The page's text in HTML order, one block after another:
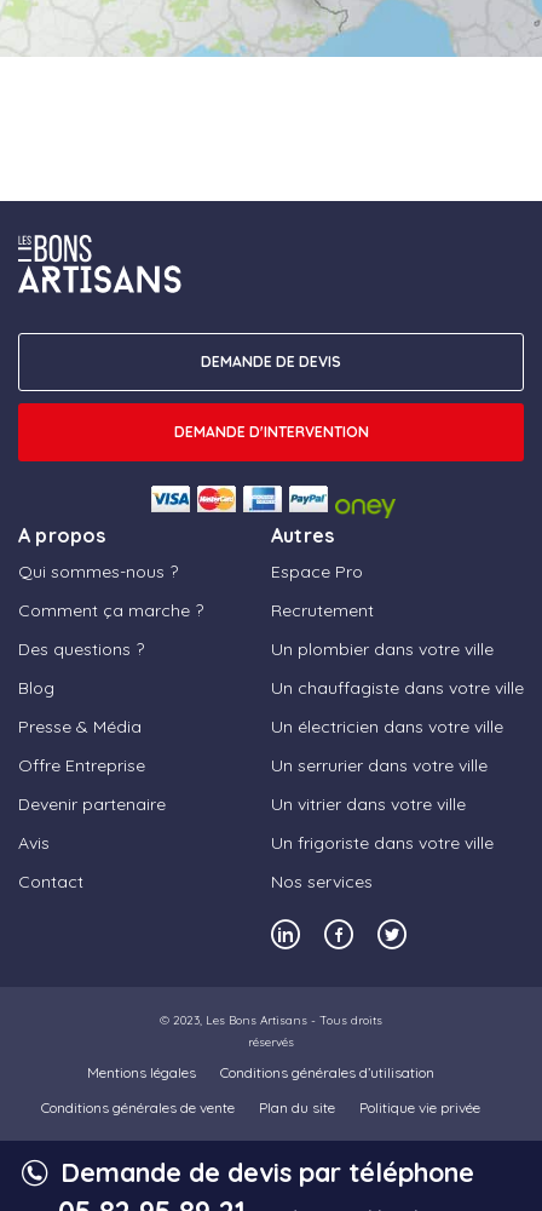
A propos
Qui sommes-nous ?
Comment ça marche ?
Des questions ?
Blog
Presse & Média
Offre Entreprise
Devenir partenaire
Avis
Contact
Autres
Espace Pro
Recrutement
Un plombier dans votre ville
Un chauffagiste dans votre ville
Un électricien dans votre ville
Un serrurier dans votre ville
Un vitrier dans votre ville
Un frigoriste dans votre ville
Nos services
DEMANDE DE DEVIS
DEMANDE D'INTERVENTION
© 2023, Les Bons Artisans - Tous droits
réservés
Mentions légales
Conditions générales d’utilisation
Conditions générales de vente
Plan du site Politique vie privée
Demande de devis par téléphone